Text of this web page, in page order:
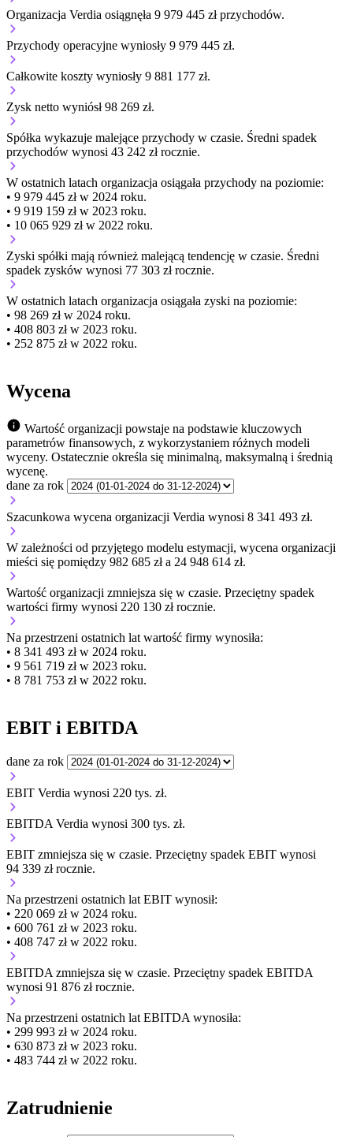
Organizacja Verdia osiągnęła 9 979 445 zł przychodów.
Przychody operacyjne wyniosły 9 979 445 zł.
Całkowite koszty wyniosły 9 881 177 zł.
Zysk netto wyniósł 98 269 zł.
Spółka wykazuje malejące przychody w czasie. Średni spadek
przychodów wynosi 43 242 zł rocznie.
W ostatnich latach organizacja osiągała przychody na poziomie:
• 9 979 445 zł w 2024 roku.
• 9 919 159 zł w 2023 roku.
• 10 065 929 zł w 2022 roku.
Zyski spółki mają również malejącą tendencję w czasie. Średni
spadek zysków wynosi 77 303 zł rocznie.
W ostatnich latach organizacja osiągała zyski na poziomie:
• 98 269 zł w 2024 roku.
• 408 803 zł w 2023 roku.
• 252 875 zł w 2022 roku.
Wycena
Wartość organizacji powstaje na podstawie kluczowych
parametrów finansowych, z wykorzystaniem różnych modeli
wyceny. Ostatecznie określa się minimalną, maksymalną i średnią
wycenę.
dane za rok
Szacunkowa wycena organizacji Verdia wynosi 8 341 493 zł.
W zależności od przyjętego modelu estymacji, wycena organizacji
mieści się pomiędzy 982 685 zł a 24 948 614 zł.
Wartość organizacji zmniejsza się w czasie. Przeciętny spadek
wartości firmy wynosi 220 130 zł rocznie.
Na przestrzeni ostatnich lat wartość firmy wynosiła:
• 8 341 493 zł w 2024 roku.
• 9 561 719 zł w 2023 roku.
• 8 781 753 zł w 2022 roku.
EBIT i EBITDA
dane za rok
EBIT Verdia wynosi 220 tys. zł.
EBITDA Verdia wynosi 300 tys. zł.
EBIT zmniejsza się w czasie. Przeciętny spadek EBIT wynosi
94 339 zł rocznie.
Na przestrzeni ostatnich lat EBIT wynosił:
• 220 069 zł w 2024 roku.
• 600 761 zł w 2023 roku.
• 408 747 zł w 2022 roku.
EBITDA zmniejsza się w czasie. Przeciętny spadek EBITDA
wynosi 91 876 zł rocznie.
Na przestrzeni ostatnich lat EBITDA wynosiła:
• 299 993 zł w 2024 roku.
• 630 873 zł w 2023 roku.
• 483 744 zł w 2022 roku.
Zatrudnienie